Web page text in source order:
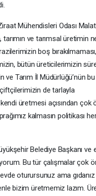
Mühendisleri Odası
ve tarımsal üretimin
boş
bütün üreticilerimizin
ve Tarım İl Müdürlüğü’nün
de tarlayla
üretmesi açısından çok
kalmasın politikası
Belediye Başkanı ve
Bu tür çalışmalar çok
oturursunuz ama
bizim üretmemiz lazım.